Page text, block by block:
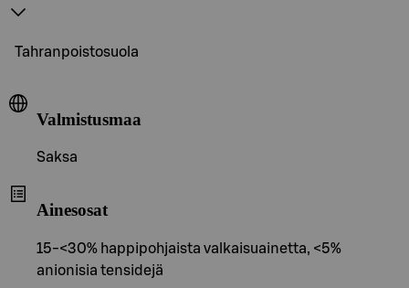
Tahranpoistosuola
Valmistusmaa
Saksa
Ainesosat
15-<30% happipohjaista valkaisuainetta, <5%
anionisia tensidejä